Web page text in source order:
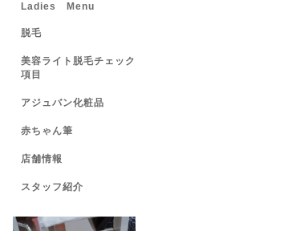
Ladies Menu
脱毛
美容ライト脱毛チェック
項目
アジュバン化粧品
赤ちゃん筆
店舗情報
スタッフ紹介